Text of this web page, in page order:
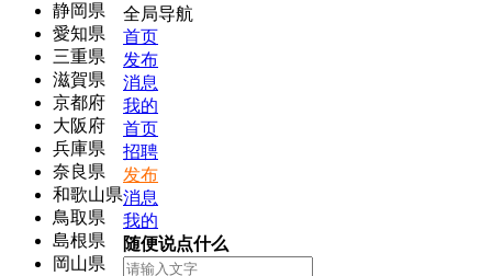
静岡県
愛知県
三重県
滋賀県
京都府
大阪府
兵庫県
奈良県
和歌山県
鳥取県
島根県
岡山県
全局导航
首页
发布
消息
我的
首页
招聘
发布
消息
我的
随便说点什么